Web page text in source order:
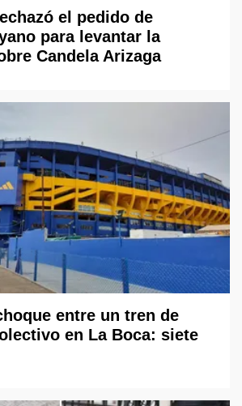
el pedido de
para levantar la
Candela Arizaga
entre un tren de
en La Boca: siete